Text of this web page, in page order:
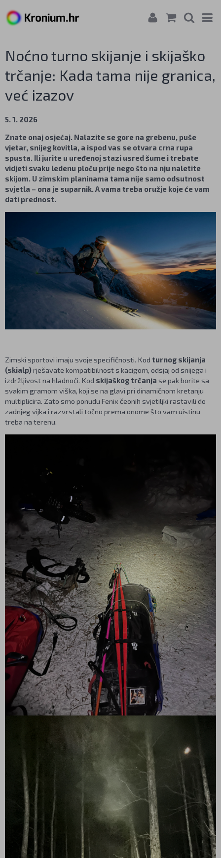
Noćno turno skijanje i skijaško
trčanje: Kada tama nije granica,
već izazov
5. 1. 2026
Znate onaj osjećaj. Nalazite se gore na grebenu, puše
vjetar, snijeg kovitla, a ispod vas se otvara crna rupa
spusta. Ili jurite u uređenoj stazi usred šume i trebate
vidjeti svaku ledenu ploču prije nego što na nju naletite
skijom. U zimskim planinama tama nije samo odsutnost
svjetla – ona je suparnik. A vama treba oružje koje će vam
dati prednost.
Zimski sportovi imaju svoje specifičnosti. Kod turnog skijanja
(skialp)rješavate kompatibilnost s kacigom, odsjaj od snijega i
izdržljivost na hladnoći. Kod skijaškog trčanja se pak borite sa
svakim gramom viška, koji se na glavi pri dinamičnom kretanju
multiplicira. Zato smo ponudu Fenix čeonih svjetiljki rastavili do
zadnjeg vijka i razvrstali točno prema onome što vam uistinu
treba na terenu.